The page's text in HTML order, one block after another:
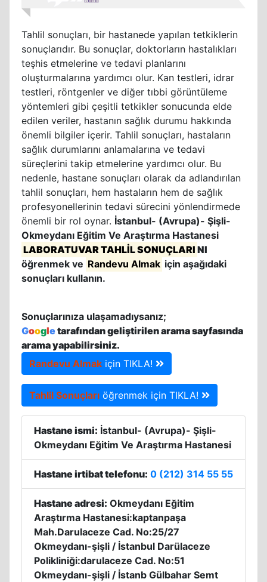
Tahlil sonuçları, bir hastanede yapılan tetkiklerin
sonuçlarıdır. Bu sonuçlar, doktorların hastalıkları
teşhis etmelerine ve tedavi planlarını
oluşturmalarına yardımcı olur. Kan testleri, idrar
testleri, röntgenler ve diğer tıbbi görüntüleme
yöntemleri gibi çeşitli tetkikler sonucunda elde
edilen veriler, hastanın sağlık durumu hakkında
önemli bilgiler içerir. Tahlil sonuçları, hastaların
sağlık durumlarını anlamalarına ve tedavi
süreçlerini takip etmelerine yardımcı olur. Bu
nedenle, hastane sonuçları olarak da adlandırılan
tahlil sonuçları, hem hastaların hem de sağlık
profesyonellerinin tedavi sürecini yönlendirmede
önemli bir rol oynar. İstanbul- (Avrupa)- Şişli-
Okmeydanı Eğitim Ve Araştırma Hastanesi
LABORATUVAR TAHLİL SONUÇLARI NI
öğrenmek ve Randevu Almak için aşağıdaki
sonuçları kullanın.
Sonuçlarınıza ulaşamadıysanız;
Googletarafından geliştirilen arama sayfasında
arama yapabilirsiniz.
Randevu Almak için TIKLA!
Tahlil Sonuçları öğrenmek için TIKLA!
Hastane ismi: İstanbul- (Avrupa)- Şişli-
Okmeydanı Eğitim Ve Araştırma Hastanesi
Hastane irtibat telefonu: 0 (212) 314 55 55
Hastane adresi: Okmeydanı Eğitim
Araştırma Hastanesi:kaptanpaşa
Mah.Darulaceze Cad. No:25/27
Okmeydanı-şişli / İstanbul Darülaceze
Polikliniği:darulaceze Cad. No:51
Okmeydanı-şişli / İstanb Gülbahar Semt